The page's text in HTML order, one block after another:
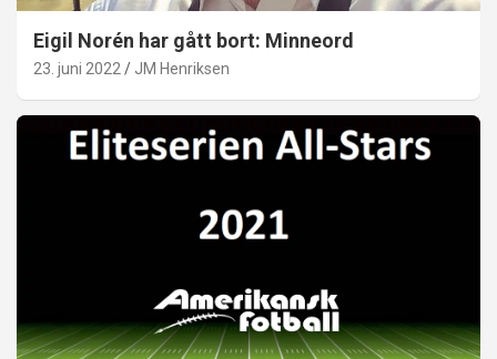
Eigil Norén har gått bort: Minneord
23. juni 2022 JM Henriksen